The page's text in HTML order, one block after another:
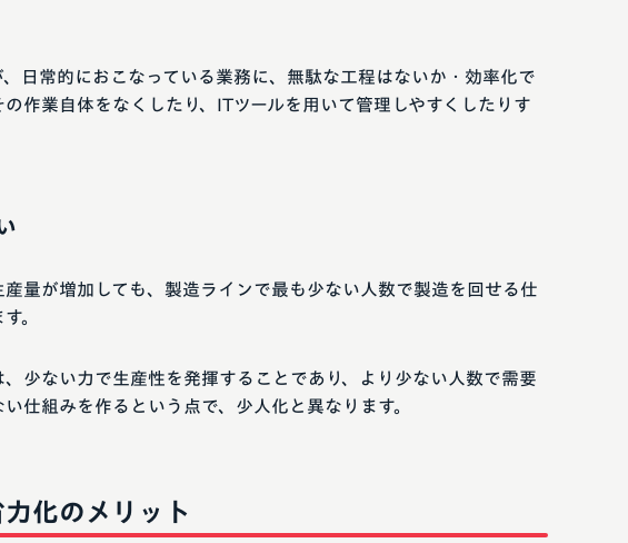
日常的におこなっている業務に、無駄な工程はないか・効率化で
作業自体をなくしたり、ITツールを用いて管理しやすくしたりす
産量が増加しても、製造ラインで最も少ない人数で製造を回せる仕
。
少ない力で生産性を発揮することであり、より少ない人数で需要
仕組みを作るという点で、少人化と異なります。
化のメリット